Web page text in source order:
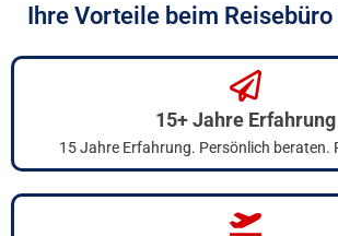
Ihre Vorteile beim
15+ Jahre Erfahrung
15 Jahre Erfahrung. Persönlich beraten.